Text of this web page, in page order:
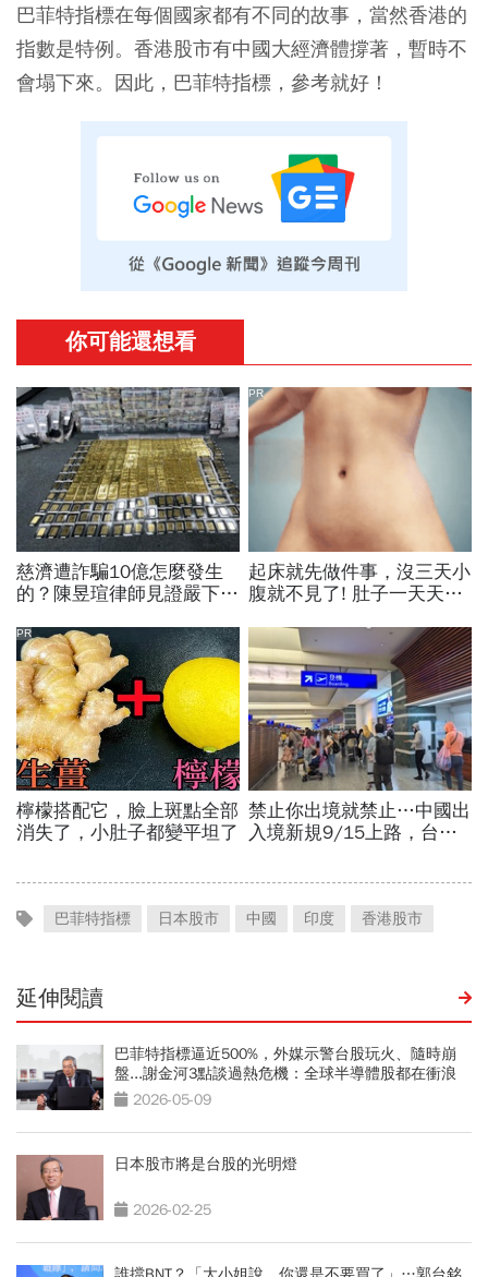
巴菲特指標在每個國家都有不同的故事，當然香港的
指數是特例。香港股市有中國大經濟體撐著，暫時不
會塌下來。因此，巴菲特指標，參考就好！
巴菲特指標 日本股市 中國 印度 香港股市
延伸閱讀
巴菲特指標逼近500%，外媒示警台股玩火、隨時崩
盤...謝金河3點談過熱危機：全球半導體股都在衝浪
2026-05-09
日本股市將是台股的光明燈
2026-02-25